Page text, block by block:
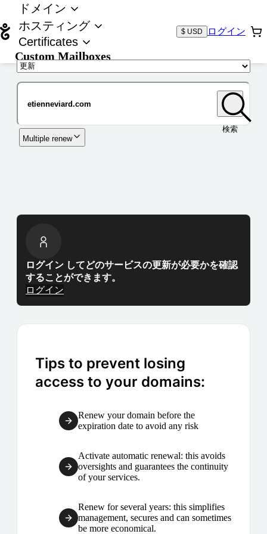
ドメイン
ホスティング
Certificates
Custom Mailboxes
$ USD ログイン
検索
Multiple renew
ログイン してどのサービスの更新が必要かを確認
することができます。
ログイン
Tips to prevent losing
access to your domains:
Renew your domain before the
expiration date to avoid any risk
Activate automatic renewal: this avoids
oversights and guarantees the continuity
of your services.
Renew for several years: this simplifies
management, secures and can sometimes
be more economical.